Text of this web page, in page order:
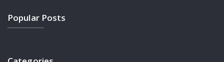
Popular Posts